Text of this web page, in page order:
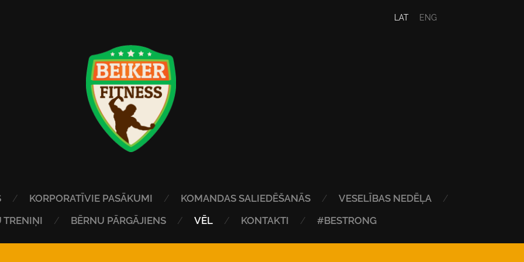
KORPORATĪVIE PASĀKUMI KOMANDAS SALIEDĒŠANĀS
VESELĪBAS NEDĒĻA
TRENIŅI
BĒRNU PĀRGĀJIENS VĒL KONTAKTI #BESTRONG
LAT ENG